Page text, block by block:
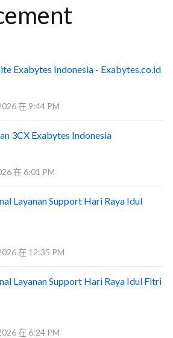
Exabytes Indonesia - Exabytes.co.id
在 9:44 PM
3CX Exabytes Indonesia
在 6:01 PM
Layanan Support Hari Raya Idul
在 12:35 PM
Layanan Support Hari Raya Idul Fitri
在 6:24 PM